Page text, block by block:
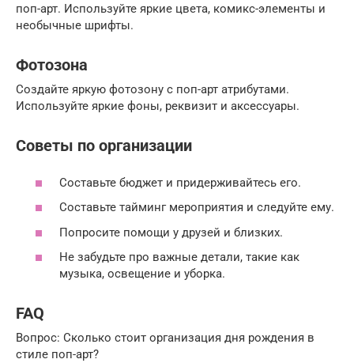
поп-арт. Используйте яркие цвета, комикс-элементы и
необычные шрифты.
Фотозона
Создайте яркую фотозону с поп-арт атрибутами.
Используйте яркие фоны, реквизит и аксессуары.
Советы по организации
Составьте бюджет и придерживайтесь его.
Составьте тайминг мероприятия и следуйте ему.
Попросите помощи у друзей и близких.
Не забудьте про важные детали, такие как
музыка, освещение и уборка.
FAQ
Вопрос: Сколько стоит организация дня рождения в
стиле поп-арт?